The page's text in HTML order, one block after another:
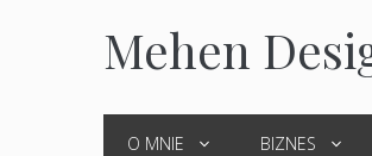
Mehen
O MNIE BIZNES